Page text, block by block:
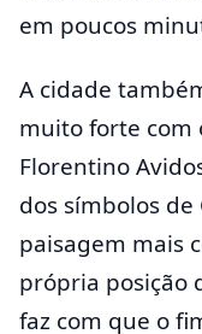
em poucos
A cidade
muito forte com
Florentino
dos símbolos
paisagem mais
própria posição
faz com que o